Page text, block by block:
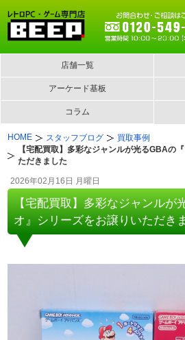
店舗一覧
アーケード基板
コラム
HOME スタッフブログ
買取事例
【宅配買取】多彩なジャンルが光るGBAの
ただきました
2026年02月16日 月曜日
【宅配買取】多彩なジャンルが
オ』シリーズをお譲りいただき